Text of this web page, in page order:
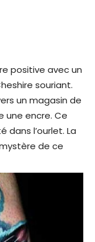
positive avec un
souriant.
un magasin de
une encre. Ce
l’ourlet. La
de ce